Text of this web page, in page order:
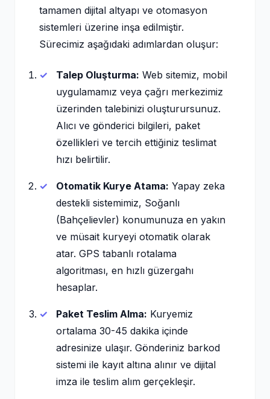
tamamen dijital altyapı ve otomasyon
sistemleri üzerine inşa edilmiştir.
Sürecimiz aşağıdaki adımlardan oluşur:
Talep Oluşturma: Web sitemiz, mobil
uygulamamız veya çağrı merkezimiz
üzerinden talebinizi oluşturursunuz.
Alıcı ve gönderici bilgileri, paket
özellikleri ve tercih ettiğiniz teslimat
hızı belirtilir.
Otomatik Kurye Atama: Yapay zeka
destekli sistemimiz, Soğanlı
(Bahçelievler) konumunuza en yakın
ve müsait kuryeyi otomatik olarak
atar. GPS tabanlı rotalama
algoritması, en hızlı güzergahı
hesaplar.
Paket Teslim Alma: Kuryemiz
ortalama 30-45 dakika içinde
adresinize ulaşır. Gönderiniz barkod
sistemi ile kayıt altına alınır ve dijital
imza ile teslim alım gerçekleşir.